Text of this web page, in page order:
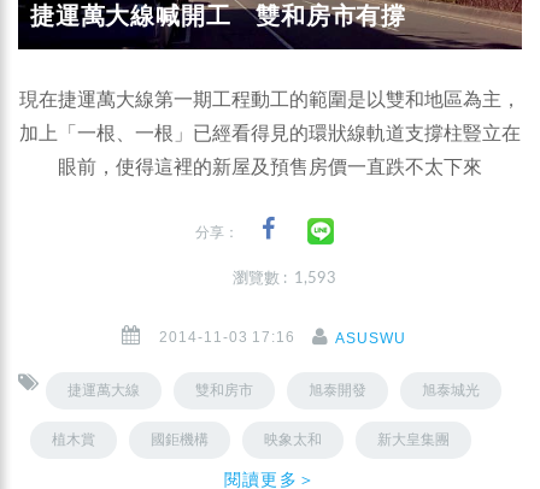
捷運萬大線喊開工 雙和房市有撐
現在捷運萬大線第一期工程動工的範圍是以雙和地區為主，
加上「一根、一根」已經看得見的環狀線軌道支撐柱豎立在
眼前，使得這裡的新屋及預售房價一直跌不太下來
分享：
瀏覽數 : 1,593
2014-11-03 17:16 ASUSWU
捷運萬大線 雙和房市 旭泰開發 旭泰城光
植木賞 國鉅機構 映象太和 新大皇集團
閱讀更多＞